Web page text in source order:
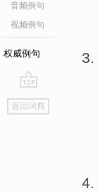
音频例句
视频例句
权威例句
go
top
返回词典